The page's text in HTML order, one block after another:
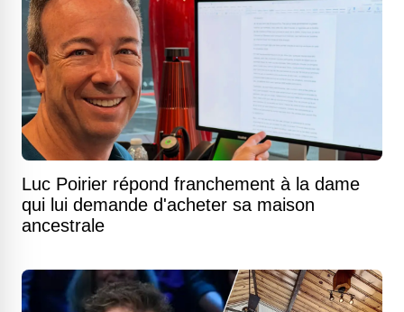
Luc Poirier répond franchement à la dame
qui lui demande d'acheter sa maison
ancestrale